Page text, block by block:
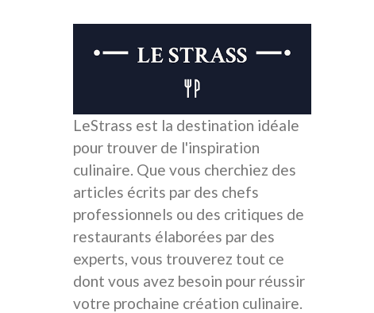
LeStrass est la destination idéale
pour trouver de l'inspiration
culinaire. Que vous cherchiez des
articles écrits par des chefs
professionnels ou des critiques de
restaurants élaborées par des
experts, vous trouverez tout ce
dont vous avez besoin pour réussir
votre prochaine création culinaire.